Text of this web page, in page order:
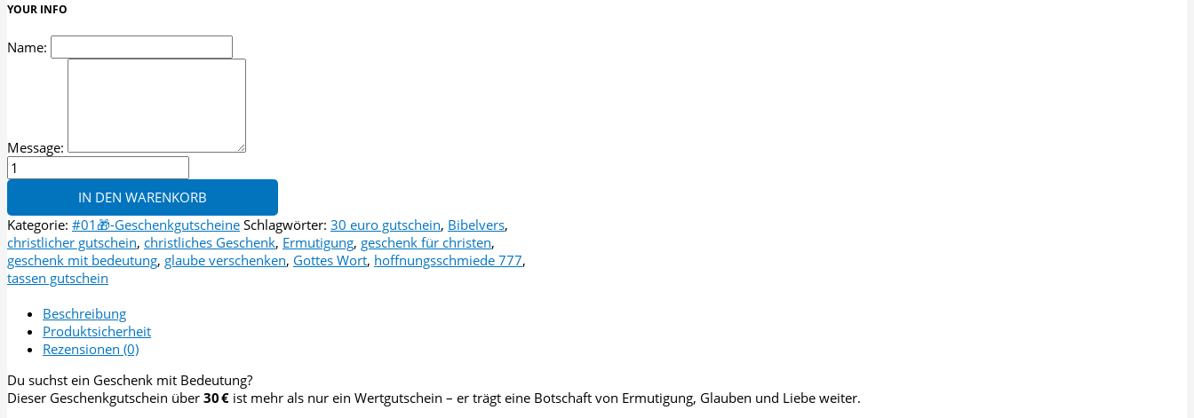
YOUR INFO
Name:
Message:
Geschenkgutschein
30 €
IN DEN WARENKORB
Kategorie: #01🎁-Geschenkgutscheine Schlagwörter: 30 euro gutschein, Bibelvers,
christlicher gutschein, christliches Geschenk, Ermutigung, geschenk für christen,
geschenk mit bedeutung, glaube verschenken, Gottes Wort, hoffnungsschmiede 777,
tassen gutschein
Beschreibung
Produktsicherheit
Rezensionen (0)
Du suchst ein Geschenk mit Bedeutung?
Dieser Geschenkgutschein über 30 € ist mehr als nur ein Wertgutschein – er trägt eine Botschaft von Ermutigung, Glauben und Liebe weiter.